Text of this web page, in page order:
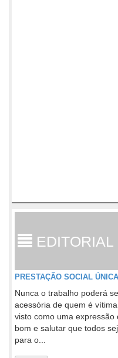
EDITORIAL
PRESTAÇÃO SOCIAL ÚNICA
Nunca o trabalho poderá
acessória de quem é
visto como uma
bom e salutar que todos
para o...